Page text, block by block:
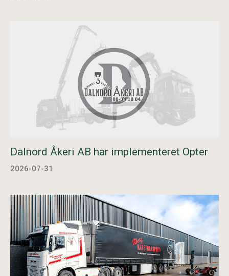
Dalnord Åkeri AB har implementeret Opter
2026-07-31